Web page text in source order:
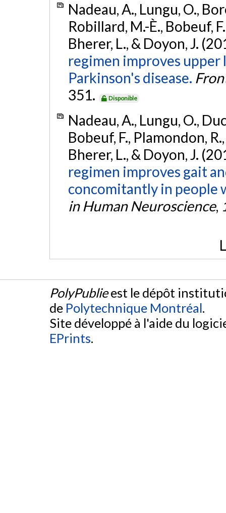
Nadeau, A., Lungu, O.,
Robillard, M.-È., Bobeuf,
Bherer, L., & Doyon, J.
regimen improves
Parkinson's disease.
351.
Disponible
Nadeau, A., Lungu, O.,
Bobeuf, F., Plamondon,
Bherer, L., & Doyon, J.
regimen improves gait
concomitantly in people
in Human Neuroscience,
PolyPublieest le dépôt
de Polytechnique Montréal.
Site développé à l'aide du
EPrints.